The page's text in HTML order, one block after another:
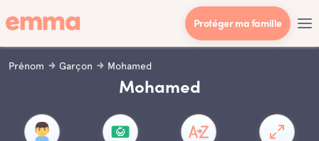
Protéger ma famille
Prénom Garçon Mohamed
Mohamed